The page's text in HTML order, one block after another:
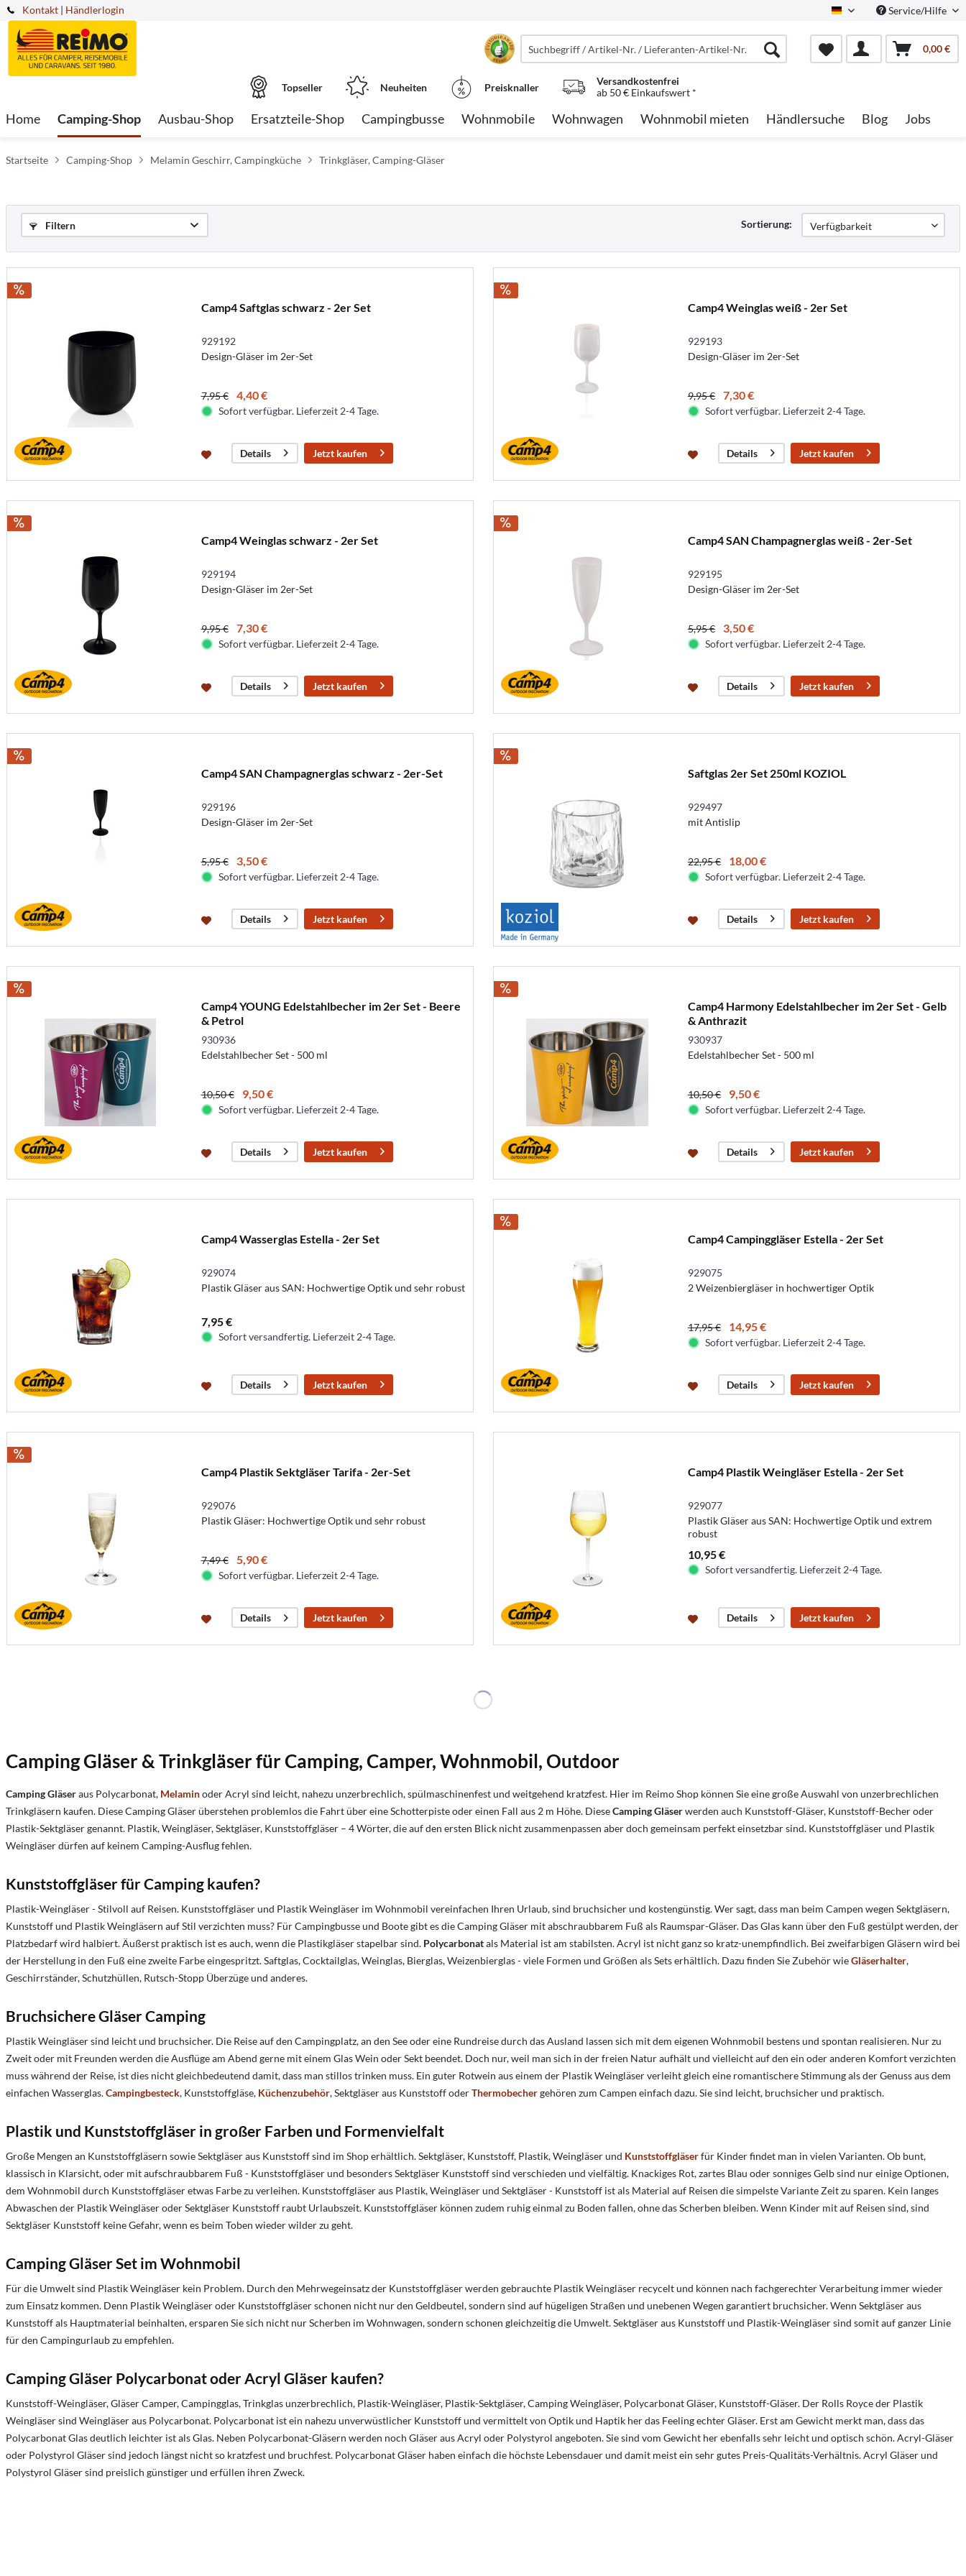
Kontakt German Service/Hilfe
| Händlerlogin
0,00 €
Topseller Neuheiten Preisknaller
Versandkostenfrei
ab 50 € Einkaufswert *
Home Camping-Shop Ausbau-Shop Ersatzteile-Shop Campingbusse Wohnmobile Wohnwagen Wohnmobil mieten Händlersuche Blog Jobs
Startseite Camping-Shop Melamin Geschirr, Campingküche Trinkgläser, Camping-Gläser
Filtern Sortierung:
Camp4 Saftglas schwarz - 2er Set
929192
Design-Gläser im 2er-Set
7,95 € 4,40 €
Sofort verfügbar. Lieferzeit 2-4 Tage.
Details Jetzt kaufen
Camp4 Weinglas weiß - 2er Set
929193
Design-Gläser im 2er-Set
9,95 € 7,30 €
Sofort verfügbar. Lieferzeit 2-4 Tage.
Details Jetzt kaufen
Camp4 Weinglas schwarz - 2er Set
929194
Design-Gläser im 2er-Set
9,95 € 7,30 €
Sofort verfügbar. Lieferzeit 2-4 Tage.
Details Jetzt kaufen
Camp4 SAN Champagnerglas weiß - 2er-Set
929195
Design-Gläser im 2er-Set
5,95 € 3,50 €
Sofort verfügbar. Lieferzeit 2-4 Tage.
Details Jetzt kaufen
Camp4 SAN Champagnerglas schwarz - 2er-Set
929196
Design-Gläser im 2er-Set
5,95 € 3,50 €
Sofort verfügbar. Lieferzeit 2-4 Tage.
Details Jetzt kaufen
Saftglas 2er Set 250ml KOZIOL
929497
mit Antislip
22,95 € 18,00 €
Sofort verfügbar. Lieferzeit 2-4 Tage.
Details Jetzt kaufen
Camp4 YOUNG Edelstahlbecher im 2er Set - Beere
& Petrol
930936
Edelstahlbecher Set - 500 ml
10,50 € 9,50 €
Sofort verfügbar. Lieferzeit 2-4 Tage.
Details Jetzt kaufen
Camp4 Harmony Edelstahlbecher im 2er Set - Gelb
& Anthrazit
930937
Edelstahlbecher Set - 500 ml
10,50 € 9,50 €
Sofort verfügbar. Lieferzeit 2-4 Tage.
Details Jetzt kaufen
Camp4 Wasserglas Estella - 2er Set
929074
Plastik Gläser aus SAN: Hochwertige Optik und sehr robust
7,95 €
Sofort versandfertig. Lieferzeit 2-4 Tage.
Details Jetzt kaufen
Camp4 Campinggläser Estella - 2er Set
929075
2 Weizenbiergläser in hochwertiger Optik
17,95 € 14,95 €
Sofort verfügbar. Lieferzeit 2-4 Tage.
Details Jetzt kaufen
Camp4 Plastik Sektgläser Tarifa - 2er-Set
929076
Plastik Gläser: Hochwertige Optik und sehr robust
7,49 € 5,90 €
Sofort verfügbar. Lieferzeit 2-4 Tage.
Details Jetzt kaufen
Camp4 Plastik Weingläser Estella - 2er Set
929077
Plastik Gläser aus SAN: Hochwertige Optik und extrem
robust
10,95 €
Sofort versandfertig. Lieferzeit 2-4 Tage.
Details Jetzt kaufen
Camping Gläser & Trinkgläser für Camping, Camper, Wohnmobil, Outdoor
Camping Gläseraus Polycarbonat, Melaminoder Acryl sind leicht, nahezu unzerbrechlich, spülmaschinenfest und weitgehend kratzfest. Hier im Reimo Shop können Sie eine große Auswahl von unzerbrechlichen
Trinkgläsern kaufen. Diese Camping Gläser überstehen problemlos die Fahrt über eine Schotterpiste oder einen Fall aus 2 m Höhe. DieseCamping Gläserwerden auch Kunststoff-Gläser, Kunststoff-Becher oder
Plastik-Sektgläser genannt. Plastik, Weingläser, Sektgläser, Kunststoffgläser – 4 Wörter, die auf den ersten Blick nicht zusammenpassen aber doch gemeinsam perfekt einsetzbar sind. Kunststoffgläser und Plastik
Weingläser dürfen auf keinem Camping-Ausflug fehlen.
Kunststoffgläser für Camping kaufen?
Plastik-Weingläser - Stilvoll auf Reisen. Kunststoffgläser und Plastik Weingläser im Wohnmobil vereinfachen Ihren Urlaub, sind bruchsicher und kostengünstig. Wer sagt, dass man beim Campen wegen Sektgläsern,
Kunststoff und Plastik Weingläsern auf Stil verzichten muss? Für Campingbusse und Boote gibt es die Camping Gläser mit abschraubbarem Fuß als Raumspar-Gläser. Das Glas kann über den Fuß gestülpt werden, der
Platzbedarf wird halbiert. Äußerst praktisch ist es auch, wenn die Plastikgläser stapelbar sind. Polycarbonatals Material ist am stabilsten. Acryl ist nicht ganz so kratz-unempfindlich. Bei zweifarbigen Gläsern wird bei
der Herstellung in den Fuß eine zweite Farbe eingespritzt. Saftglas, Cocktailglas, Weinglas, Bierglas, Weizenbierglas - viele Formen und Größen als Sets erhältlich. Dazu finden Sie Zubehör wieGläserhalter,
Geschirrständer, Schutzhüllen, Rutsch-Stopp Überzüge und anderes.
Bruchsichere Gläser Camping
Plastik Weingläser sind leicht und bruchsicher. Die Reise auf den Campingplatz, an den See oder eine Rundreise durch das Ausland lassen sich mit dem eigenen Wohnmobil bestens und spontan realisieren. Nur zu
Zweit oder mit Freunden werden die Ausflüge am Abend gerne mit einem Glas Wein oder Sekt beendet. Doch nur, weil man sich in der freien Natur aufhält und vielleicht auf den ein oder anderen Komfort verzichten
muss während der Reise, ist dies nicht gleichbedeutend damit, dass man stillos trinken muss. Ein guter Rotwein aus einem der Plastik Weingläser verleiht gleich eine romantischere Stimmung als der Genuss aus dem
einfachen Wasserglas.Campingbesteck, Kunststoffgläse, Küchenzubehör, Sektgläser aus Kunststoff oderThermobechergehören zum Campen einfach dazu. Sie sind leicht, bruchsicher und praktisch.
Plastik und Kunststoffgläser in großer Farben und Formenvielfalt
Große Mengen an Kunststoffgläsern sowie Sektgläser aus Kunststoff sind im Shop erhältlich. Sektgläser, Kunststoff, Plastik, Weingläser und Kunststoffgläserfür Kinder findet man in vielen Varianten. Ob bunt,
klassisch in Klarsicht, oder mit aufschraubbarem Fuß - Kunststoffgläser und besonders Sektgläser Kunststoff sind verschieden und vielfältig. Knackiges Rot, zartes Blau oder sonniges Gelb sind nur einige Optionen,
dem Wohnmobil durch Kunststoffgläser etwas Farbe zu verleihen. Kunststoffgläser aus Plastik, Weingläser und Sektgläser - Kunststoff ist als Material auf Reisen die simpelste Variante Zeit zu sparen. Kein langes
Abwaschen der Plastik Weingläser oder Sektgläser Kunststoff raubt Urlaubszeit. Kunststoffgläser können zudem ruhig einmal zu Boden fallen, ohne das Scherben bleiben. Wenn Kinder mit auf Reisen sind, sind
Sektgläser Kunststoff keine Gefahr, wenn es beim Toben wieder wilder zu geht.
Camping Gläser Set im Wohnmobil
Für die Umwelt sind Plastik Weingläser kein Problem. Durch den Mehrwegeinsatz der Kunststoffgläser werden gebrauchte Plastik Weingläser recycelt und können nach fachgerechter Verarbeitung immer wieder
zum Einsatz kommen. Denn Plastik Weingläser oder Kunststoffgläser schonen nicht nur den Geldbeutel, sondern sind auf hügeligen Straßen und unebenen Wegen garantiert bruchsicher. Wenn Sektgläser aus
Kunststoff als Hauptmaterial beinhalten, ersparen Sie sich nicht nur Scherben im Wohnwagen, sondern schonen gleichzeitig die Umwelt. Sektgläser aus Kunststoff und Plastik-Weingläser sind somit auf ganzer Linie
für den Campingurlaub zu empfehlen.
Camping Gläser Polycarbonat oder Acryl Gläser kaufen?
Kunststoff-Weingläser, Gläser Camper, Campingglas, Trinkglas unzerbrechlich, Plastik-Weingläser, Plastik-Sektgläser, Camping Weingläser, Polycarbonat Gläser, Kunststoff-Gläser. Der Rolls Royce der Plastik
Weingläser sind Weingläser aus Polycarbonat. Polycarbonat ist ein nahezu unverwüstlicher Kunststoff und vermittelt von Optik und Haptik her das Feeling echter Gläser. Erst am Gewicht merkt man, dass das
Polycarbonat Glas deutlich leichter ist als Glas. Neben Polycarbonat-Gläsern werden noch Gläser aus Acryl oder Polystyrol angeboten. Sie sind vom Gewicht her ebenfalls sehr leicht und optisch schön. Acryl-Gläser
oder Polystyrol Gläser sind jedoch längst nicht so kratzfest und bruchfest. Polycarbonat Gläser haben einfach die höchste Lebensdauer und damit meist ein sehr gutes Preis-Qualitäts-Verhältnis. Acryl Gläser und
Polystyrol Gläser sind preislich günstiger und erfüllen ihren Zweck.